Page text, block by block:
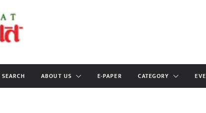
SEARCH ABOUT US E-PAPER CATEGORY